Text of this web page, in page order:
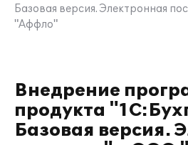
Базовая версия. Электронная
"Аффло"
Внедрение
продукта
Базовая версия.